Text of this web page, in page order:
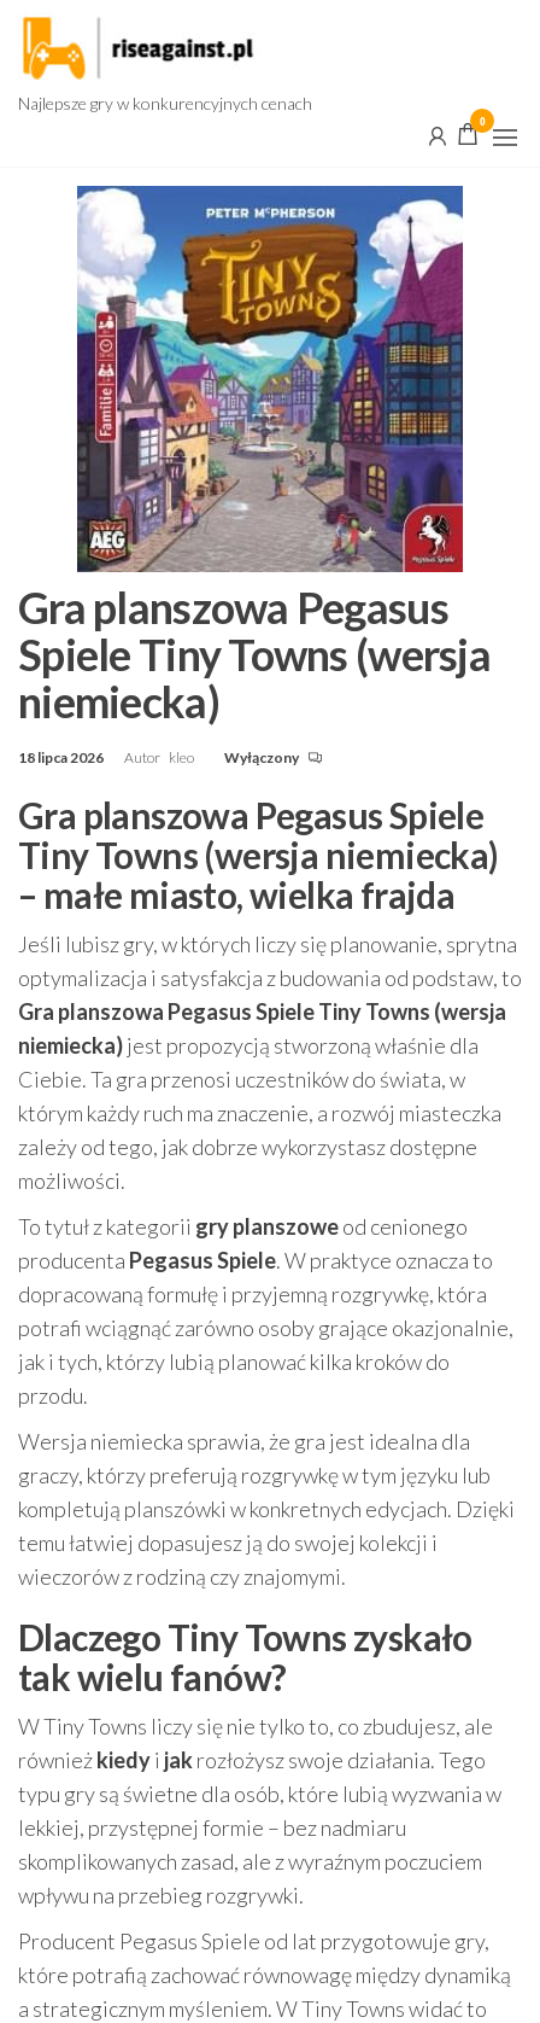
Przejdź
treści
Najlepsze gry w konkurencyjnych cenach
0
Gra planszowa Pegasus
Spiele Tiny Towns (wersja
niemiecka)
18 lipca 2026 Autor kleo Wyłączony
Gra planszowa Pegasus Spiele
Tiny Towns (wersja niemiecka)
– małe miasto, wielka frajda
Jeśli lubisz gry, w których liczy się planowanie, sprytna
optymalizacja i satysfakcja z budowania od podstaw, to
Gra planszowa Pegasus Spiele Tiny Towns (wersja
niemiecka)jest propozycją stworzoną właśnie dla
Ciebie. Ta gra przenosi uczestników do świata, w
którym każdy ruch ma znaczenie, a rozwój miasteczka
zależy od tego, jak dobrze wykorzystasz dostępne
możliwości.
To tytuł z kategorii gry planszoweod cenionego
producenta Pegasus Spiele. W praktyce oznacza to
dopracowaną formułę i przyjemną rozgrywkę, która
potrafi wciągnąć zarówno osoby grające okazjonalnie,
jak i tych, którzy lubią planować kilka kroków do
przodu.
Wersja niemiecka sprawia, że gra jest idealna dla
graczy, którzy preferują rozgrywkę w tym języku lub
kompletują planszówki w konkretnych edycjach. Dzięki
temu łatwiej dopasujesz ją do swojej kolekcji i
wieczorów z rodziną czy znajomymi.
Dlaczego Tiny Towns zyskało
tak wielu fanów?
W Tiny Towns liczy się nie tylko to, co zbudujesz, ale
równieżkiedyi jakrozłożysz swoje działania. Tego
typu gry są świetne dla osób, które lubią wyzwania w
lekkiej, przystępnej formie – bez nadmiaru
skomplikowanych zasad, ale z wyraźnym poczuciem
wpływu na przebieg rozgrywki.
Producent Pegasus Spiele od lat przygotowuje gry,
które potrafią zachować równowagę między dynamiką
a strategicznym myśleniem. W Tiny Towns widać to